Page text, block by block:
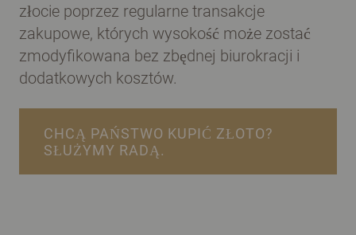
złocie poprzez regularne transakcje
zakupowe, których wysokość może zostać
zmodyfikowana bez zbędnej biurokracji i
dodatkowych kosztów.
CHCĄ PAŃSTWO KUPIĆ ZŁOTO?
SŁUŻYMY RADĄ.